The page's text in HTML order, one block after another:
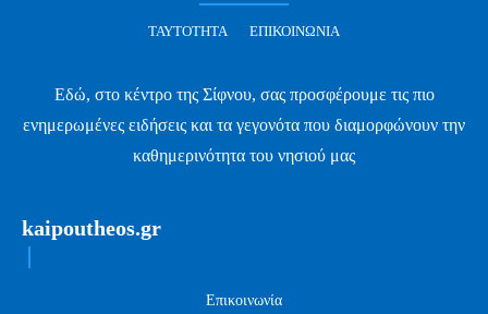
ΤΑΥΤΌΤΗΤΑ ΕΠΙΚΟΙΝΩΝΊΑ
Εδώ, στο κέντρο της Σίφνου, σας προσφέρουμε τις πιο
ενημερωμένες ειδήσεις και τα γεγονότα που διαμορφώνουν την
καθημερινότητα του νησιού μας
kaipoutheos.gr
Επικοινωνία